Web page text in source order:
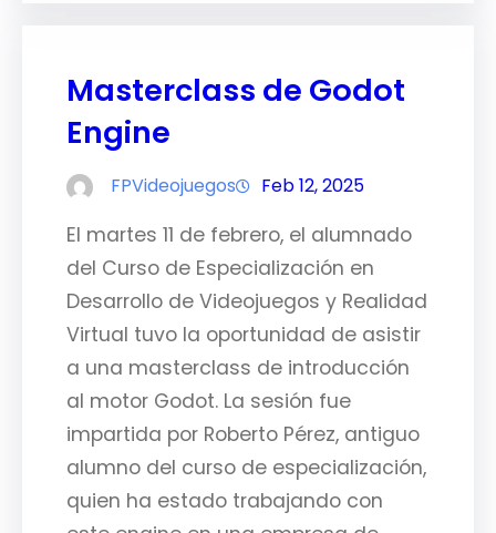
Masterclass de Godot
Engine
FPVideojuegos Feb 12, 2025
El martes 11 de febrero, el alumnado
del Curso de Especialización en
Desarrollo de Videojuegos y Realidad
Virtual tuvo la oportunidad de asistir
a una masterclass de introducción
al motor Godot. La sesión fue
impartida por Roberto Pérez, antiguo
alumno del curso de especialización,
quien ha estado trabajando con